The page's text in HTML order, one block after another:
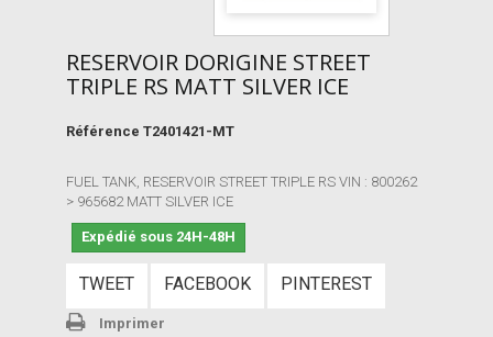
RESERVOIR DORIGINE STREET
TRIPLE RS MATT SILVER ICE
Référence T2401421-MT
FUEL TANK, RESERVOIR STREET TRIPLE RS VIN : 800262
> 965682 MATT SILVER ICE
Expédié sous 24H-48H
TWEET FACEBOOK PINTEREST
Imprimer